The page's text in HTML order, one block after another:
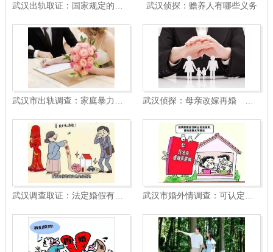
武汉侦探：赡养人有哪些义务
武汉调查取证：法定婚假有多少天